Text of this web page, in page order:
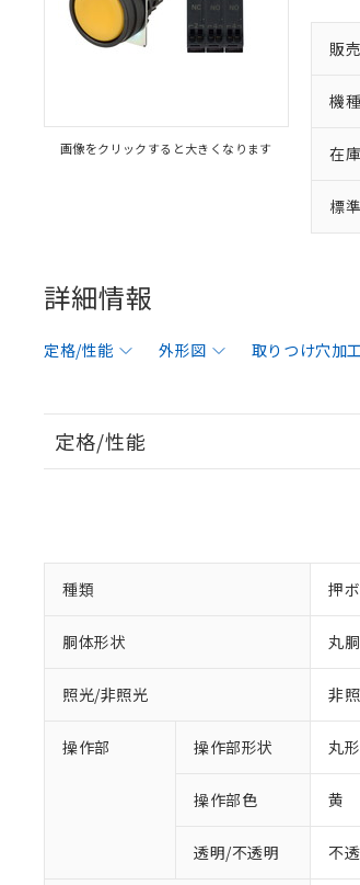
画像をクリックすると大きくなります
販
機
在
標
詳細情報
定格/性能 外形図 取りつけ穴加
定格/性能
種類 押
胴体形状 丸
照光/非照光 非
操作部 操作部形状 丸
操作部色 黄
透明/不透明 不